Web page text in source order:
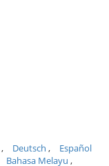
Deutsch
Español
Bahasa Melayu